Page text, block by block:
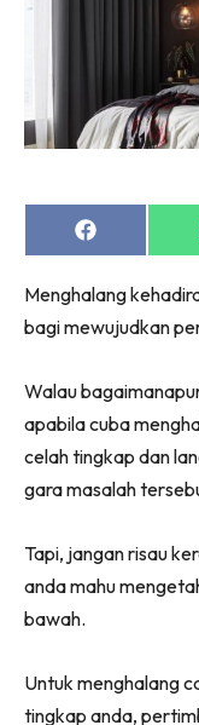
Ruang
Bilik Air
Bilik Tidur
Dapur
Ruang
Menarik Lagi
Casa
Impiana
Destinasi
Kafe
Hartanah
Video
Share
on
Menghalang
bagi mewujudkan
Walau
apabila cuba
celah tingkap dan
gara masalah
Tapi, jangan risau
anda mahu
bawah.
Untuk menghalang
tingkap anda,